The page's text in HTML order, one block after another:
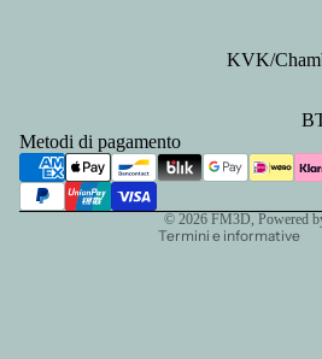
KVK/
Metodi di pagamento
© 2026 FM3D , Powered
Termini e informative
Recapiti
Termini e condizioni del servizio